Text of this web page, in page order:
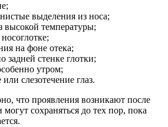
выделения из носа;
высокой температуры;
на фоне отека;
задней стенке глотки;
утром;
слезотечение глаз.
что проявления возникают после
могут сохраняться до тех пор, пока